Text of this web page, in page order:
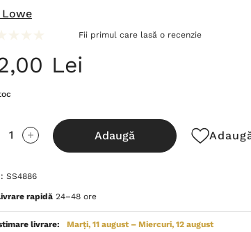
Lowe
Fii primul care lasă o recenzie
Lei
scăzută:
Cantitate Crescută:
Adaugă
SS4886
rapidă 24–48 ore
livrare: Marți, 11 august – Miercuri, 12 august